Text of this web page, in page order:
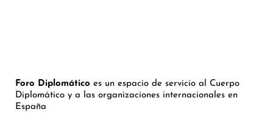
Foro Diplomático es un espacio de servicio al Cuerpo
Diplomático y a las organizaciones internacionales en
España